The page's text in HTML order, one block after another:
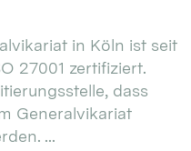
in Köln ist seit
27001 zertifiziert.
dass
Generalvikariat
...